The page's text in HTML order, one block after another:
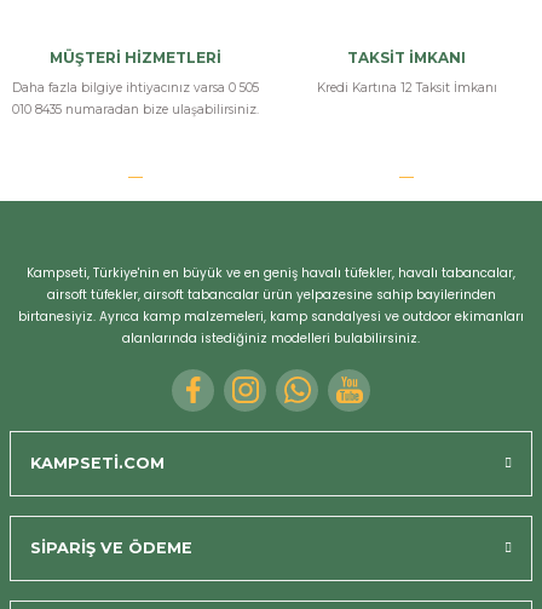
MÜŞTERİ HİZMETLERİ
Daha fazla bilgiye ihtiyacınız varsa 0 505
010 8435 numaradan bize ulaşabilirsiniz.
TAKSİT İMKANI
Kredi Kartına 12 Taksit İmkanı
Kampseti, Türkiye'nin en büyük ve en geniş havalı tüfekler, havalı tabancalar,
airsoft tüfekler, airsoft tabancalar ürün yelpazesine sahip bayilerinden
birtanesiyiz. Ayrıca kamp malzemeleri, kamp sandalyesi ve outdoor ekimanları
alanlarında istediğiniz modelleri bulabilirsiniz.
KAMPSETİ.COM
SİPARİŞ VE ÖDEME